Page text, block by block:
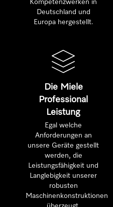
Kompetenzwerken in
Deutschland und
Europa hergestellt.
Die Miele
Professional
Leistung
Egal welche
Anforderungen an
unsere Geräte gestellt
werden, die
Leistungsfähigkeit und
Langlebigkeit unserer
robusten
Maschinenkonstruktionen